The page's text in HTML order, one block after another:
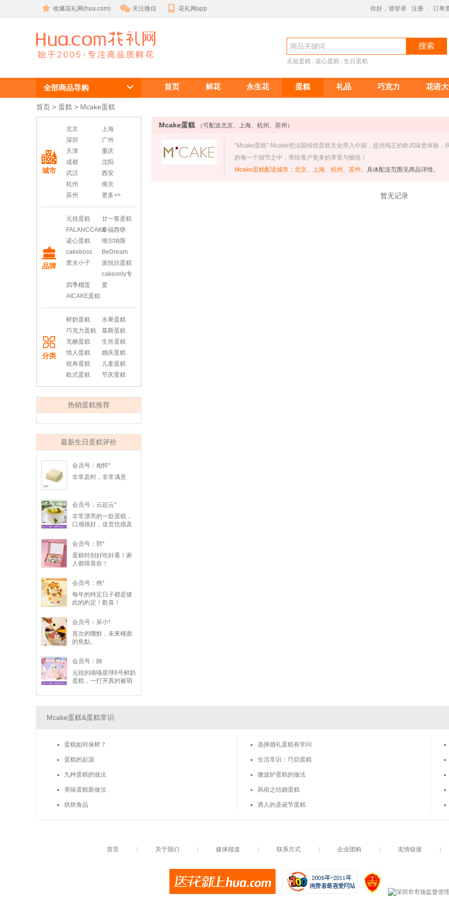
收藏花礼网(hua.com) 关注微信 花礼网app 你好，请登录 注册 订单
Mcake蛋糕订
购
搜索
元祖蛋糕 诺心蛋糕 生日蛋糕
全部商品导购 首页 鲜花 永生花 蛋糕 礼品 巧克力 花语
首页 > 蛋糕 > Mcake蛋糕
Mcake蛋糕 （可配送北京、上海、杭州、苏州）
“Mcake蛋糕”-Mcake把法国传统蛋糕文化带入中国，提供纯正的欧式味觉体验
的每一个细节之中，带给客户更多的享受与愉悦！
Mcake蛋糕配送城市：北京、上海、杭州、苏州。 具体配送范围见商品详情。
暂无记录
城市
北京
上海
深圳
广州
天津
重庆
成都
沈阳
武汉
西安
杭州
南京
苏州
更多>>
品牌
元祖蛋糕
廿一客蛋糕
FALANCCAKE幸福西饼
诺心蛋糕
维尔纳斯
cakeboss
BeDream
窝夫小子
派悦坊蛋糕
四季榴莲
cakeonly专
爱
AICAKE蛋糕
分类
鲜奶蛋糕
水果蛋糕
巧克力蛋糕
慕斯蛋糕
无糖蛋糕
生肖蛋糕
情人蛋糕
婚庆蛋糕
祝寿蛋糕
儿童蛋糕
欧式蛋糕
节庆蛋糕
热销蛋糕推荐
最新生日蛋糕评价
会员号：相怀*
非常及时，非常满意
会员号：云起云*
非常漂亮的一款蛋糕，
口感很好，送货也很及
谢谢！
会员号：郭*
蛋糕特别好吃好看！家
人都很喜欢！
会员号：艳*
每年的特定日子都是彼
此的約定！歡喜！
会员号：呆小*
首次的嚐鮮，未來檯面
的焦點。
会员号：帥
元祖的喵喵星球6号鲜奶
蛋糕，一打开真的被萌
睛，拍起来超好看。本
但普普，没想到口感意
外惊艳，动物鲜奶油吃
松软，搭配客制的夹层
小孩都抢着吃，既好看
Mcake蛋糕&蛋糕常识
蛋糕如何保鲜？
蛋糕的起源
九种蛋糕的做法
美味蛋糕新做法
烘焙食品
选择婚礼蛋糕有学问
生活常识：巧切蛋糕
微波炉蛋糕的做法
风俗之结婚蛋糕
诱人的圣诞节蛋糕
首页 关于我们 媒体报道 联系方式 企业团购 友情链接